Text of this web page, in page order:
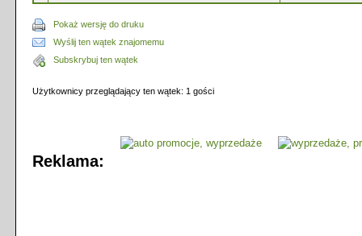
Pokaż wersję do druku
Wyślij ten wątek znajomemu
Subskrybuj ten wątek
Użytkownicy przeglądający ten wątek: 1 gości
Reklama: